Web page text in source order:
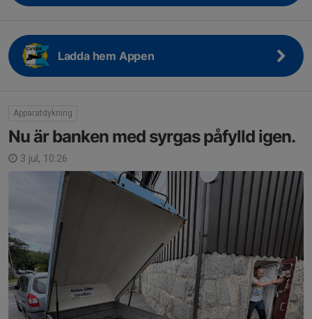
Ladda hem Appen
Apparatdykning
Nu är banken med syrgas påfylld igen.
3 jul, 10:26